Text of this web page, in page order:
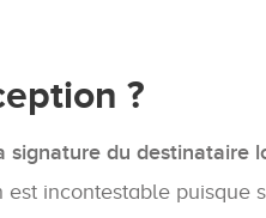
?
signature du destinataire
est incontestable puisque